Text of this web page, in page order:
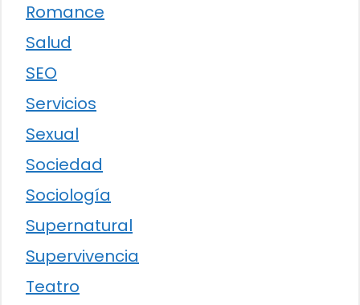
Romance
Salud
SEO
Servicios
Sexual
Sociedad
Sociología
Supernatural
Supervivencia
Teatro